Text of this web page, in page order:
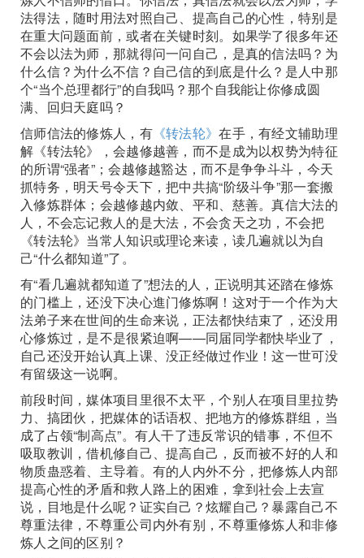
法得法，随时用法对照自己、提高自己的心性，特别是
在重大问题面前，或者在关键时刻。如果学了很多年还
不会以法为师，那就得问一问自己，是真的信法吗？为
什么信？为什么不信？自己信的到底是什么？是人中那
个“当个总理都行”的自我吗？那个自我能让你修成圆
满、回归天庭吗？
信师信法的修炼人，有《转法轮》在手，有经文辅助理
解《转法轮》，会越修越善，而不是成为以权势为特征
的所谓“强者”；会越修越豁达，而不是争争斗斗，今天
抓特务，明天号令天下，把中共搞“阶级斗争”那一套搬
入修炼群体；会越修越内敛、平和、慈善。真信大法的
人，不会忘记救人的是大法，不会贪天之功，不会把
《转法轮》当常人知识或理论来读，读几遍就以为自
己“什么都知道”了。
有“看几遍就都知道了”想法的人，正说明其还踏在修炼
的门槛上，还没下决心進门修炼啊！这对于一个作为大
法弟子来在世间的生命来说，正法都快结束了，还没用
心修炼过，是不是很紧迫啊——同届同学都快毕业了，
自己还没开始认真上课、没正经做过作业！这一世可没
有留级这一说啊。
前段时间，媒体项目里很不太平，个别人在项目里拉势
力、搞团伙，把媒体的话语权、把地方的修炼群组，当
成了占领“制高点”。有人干了违反常识的错事，不但不
吸取教训，借机修自己、提高自己，反而被不好的人和
物质蛊惑着、主导着。有的人内外不分，把修炼人内部
提高心性的矛盾和救人路上的困难，拿到社会上去宣
说，目地是什么呢？证实自己？炫耀自己？暴露自己不
尊重法律，不尊重公司内外有别，不尊重修炼人和非修
炼人之间的区别？